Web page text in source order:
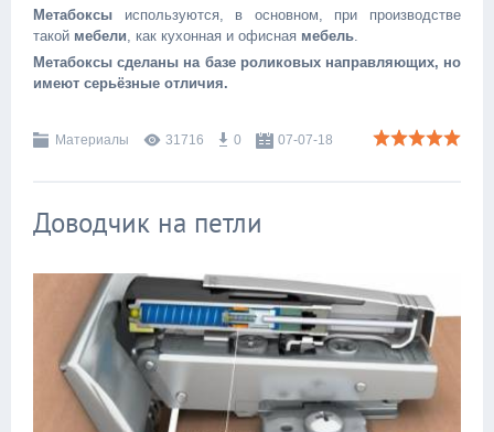
Метабоксы используются, в основном, при производстве
такой мебели , как кухонная и офисная мебель
Метабоксы сделаны на базе роликовых направляющих, но
имеют серьёзные отличия.
Материалы 31716 0 07-07-18
Доводчик на петли